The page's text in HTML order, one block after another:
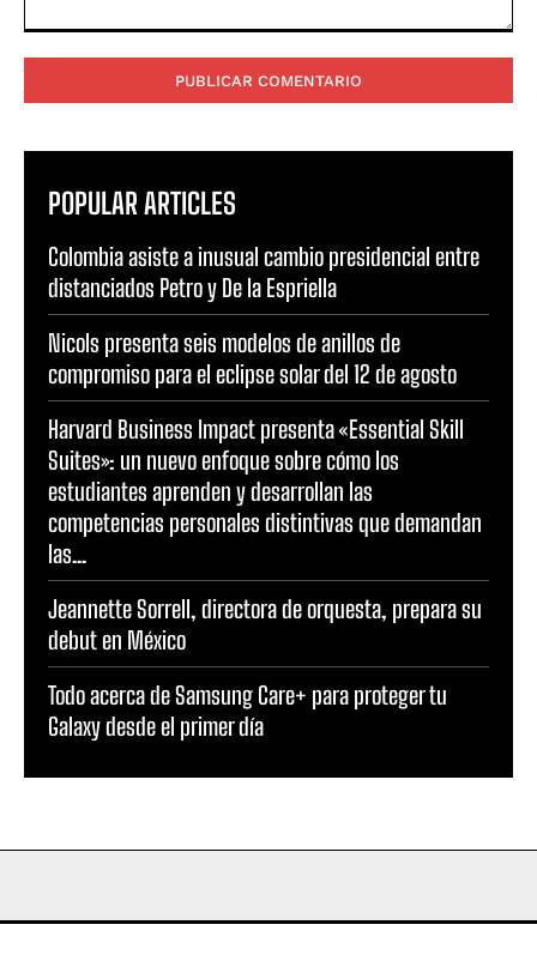
POPULAR ARTICLES
Colombia asiste a inusual cambio presidencial entre
distanciados Petro y De la Espriella
Nicols presenta seis modelos de anillos de
compromiso para el eclipse solar del 12 de agosto
Harvard Business Impact presenta «Essential Skill
Suites»: un nuevo enfoque sobre cómo los
estudiantes aprenden y desarrollan las
competencias personales distintivas que demandan
las...
Jeannette Sorrell, directora de orquesta, prepara su
debut en México
Todo acerca de Samsung Care+ para proteger tu
Galaxy desde el primer día